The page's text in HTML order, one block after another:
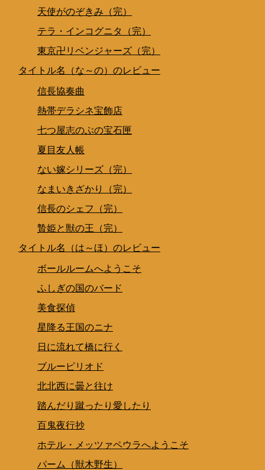
天使がのぞきみ（完）
テラ・インコグニタ（完）
東京卍リベンジャーズ（完）
タイトル名（な～の）のレビュー
信長協奏曲
熱帯デラシネ宝飾店
七つ屋志のぶの宝石匣
夏目友人帳
ない嫁シリーズ（完）
なまいきざかり（完）
信長のシェフ（完）
贄姫と獣の王（完）
タイトル名（は～ほ）のレビュー
ボールルームへようこそ
ふしぎの国のバード
美食探偵
星降る王国のニナ
日に流れて橋に行く
ブルーピリオド
北北西に曇と往け
踏んだり蹴ったり愛したり
百鬼夜行抄
ホテル・メッツァペウラへようこそ
パーム（獣木野生）